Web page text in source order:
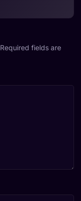
Required fields are